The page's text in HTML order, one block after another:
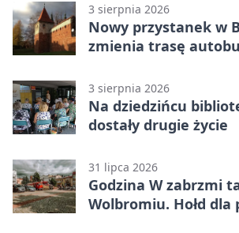
3 sierpnia 2026
Nowy przystanek w
zmienia trasę
3 sierpnia 2026
Na dziedzińcu
dostały drugie życie
31 lipca 2026
Godzina W zabrzmi
Wolbromiu. Hołd dla